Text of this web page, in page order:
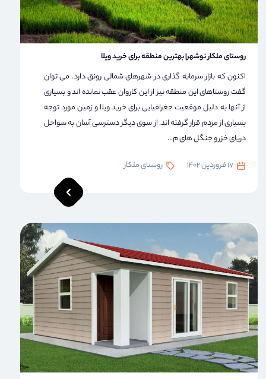
روستای ملکار نوشهر| بهترین منطقه برای خرید ویلا
اکنون که بازار سرمایه گذاری در شهرهای شمالی رونق دارد. می توان
گفت روستاهای این منطقه نیز از این کاروان عقب نمانده اند و بسیاری
از آنها به دلیل موقعیت جغرافیایی برای خرید ویلا و زمین مورد توجه
بسیاری از مردم قرار گرفته اند. از سوی دیگر دسترسی آسان به سواحل
دریای خزر و جنگل های م...
17 فروردین 1402 روستای ملکار